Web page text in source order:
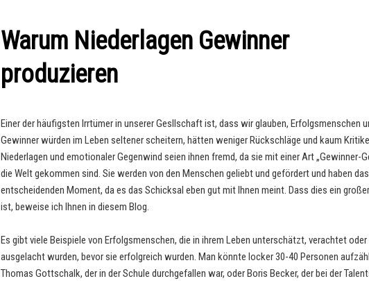
Warum Niederlagen Gewinner
produzieren
Einer der häufigsten Irrtümer in unserer Gesllschaft ist, dass wir glauben, Erfolgsmenschen
Gewinner würden im Leben seltener scheitern, hätten weniger Rückschläge und kaum
Niederlagen und emotionaler Gegenwind seien ihnen fremd, da sie mit einer Art „Gewinner-
die Welt gekommen sind. Sie werden von den Menschen geliebt und gefördert und haben
entscheidenden Moment, da es das Schicksal eben gut mit Ihnen meint. Dass dies ein
ist, beweise ich Ihnen in diesem Blog.
Es gibt viele Beispiele von Erfolgsmenschen, die in ihrem Leben unterschätzt, verachtet oder
ausgelacht wurden, bevor sie erfolgreich wurden. Man könnte locker 30-40 Personen
Thomas Gottschalk, der in der Schule durchgefallen war, oder Boris Becker, der bei der